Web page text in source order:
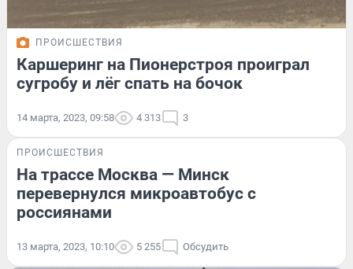
ПРОИСШЕСТВИЯ
Каршеринг на Пионерстроя проиграл
сугробу и лёг спать на бочок
14 марта, 2023, 09:58 4 313 3
ПРОИСШЕСТВИЯ
На трассе Москва — Минск
перевернулся микроавтобус с
россиянами
13 марта, 2023, 10:10 5 255 Обсудить